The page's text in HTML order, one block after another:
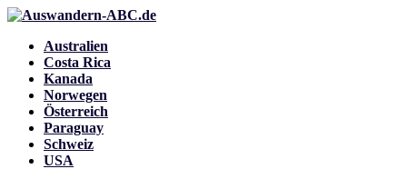
Australien
Costa Rica
Kanada
Norwegen
Österreich
Paraguay
Schweiz
USA